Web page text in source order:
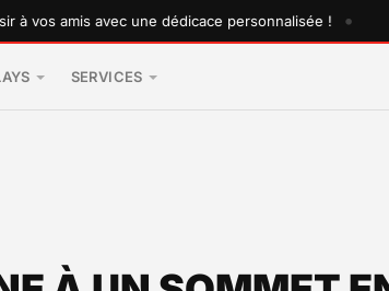
amis avec une dédicace personnalisée ! •
SERVICES